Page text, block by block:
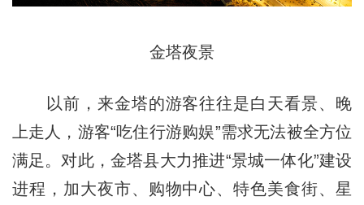
金塔夜景
以前，来金塔的游客往往是白天看景、晚
上走人，游客“吃住行游购娱”需求无法被全方位
满足。对此，金塔县大力推进“景城一体化”建设
进程，加大夜市、购物中心、特色美食街、星